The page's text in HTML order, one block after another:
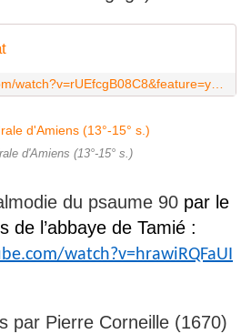
d'Amiens (13°-15° s.)
du psaume 90 par le
l’abbaye de Tamié :
watch?v=hrawiRQFaUI
par Pierre Corneille (1670)